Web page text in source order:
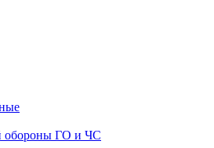
обороны ГО и ЧС